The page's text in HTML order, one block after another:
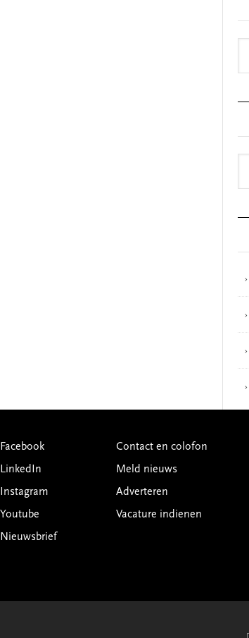
Facebook
LinkedIn
Instagram
Youtube
Nieuwsbrief
Contact en colofon
Meld nieuws
Adverteren
Vacature indienen